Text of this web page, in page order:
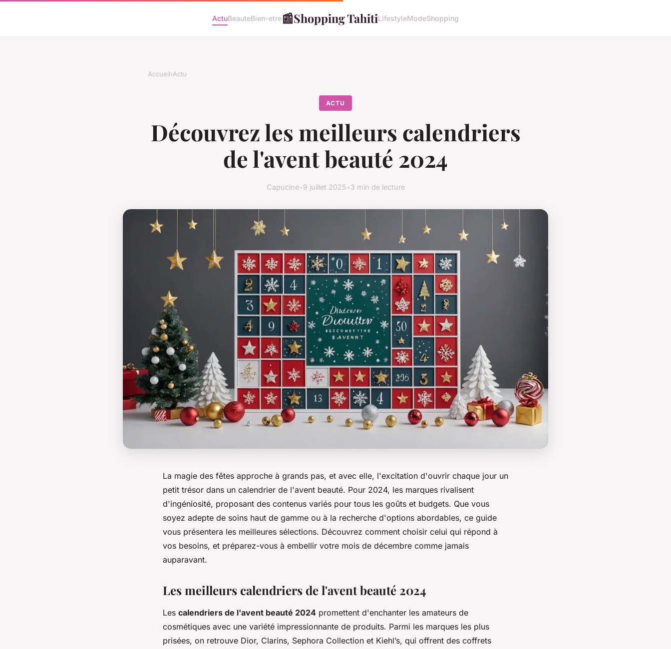
ActuBeauteBien-etre📰Shopping TahitiLifestyleModeShopping
Accueil›Actu
ACTU
Découvrez les meilleurs calendriers
de l'avent beauté 2024
Capucine•9 juillet 2025•3 min de lecture
La magie des fêtes approche à grands pas, et avec elle, l'excitation d'ouvrir chaque jour un
petit trésor dans un calendrier de l'avent beauté. Pour 2024, les marques rivalisent
d'ingéniosité, proposant des contenus variés pour tous les goûts et budgets. Que vous
soyez adepte de soins haut de gamme ou à la recherche d'options abordables, ce guide
vous présentera les meilleures sélections. Découvrez comment choisir celui qui répond à
vos besoins, et préparez-vous à embellir votre mois de décembre comme jamais
auparavant.
Les meilleurs calendriers de l'avent beauté 2024
Les calendriers de l'avent beauté 2024 promettent d'enchanter les amateurs de
cosmétiques avec une variété impressionnante de produits. Parmi les marques les plus
prisées, on retrouve Dior, Clarins, Sephora Collection et Kiehl’s, qui offrent des coffrets